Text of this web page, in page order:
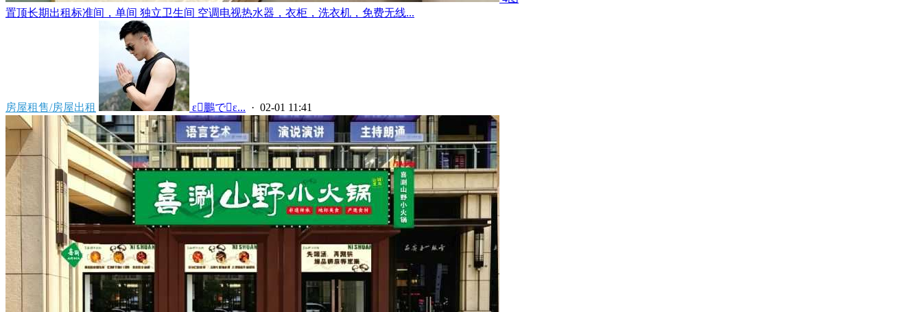
置顶长期出租标准间，单间 独立卫生间 空调电视热水器，衣柜，洗衣机，免费无线...
房屋租售/房屋出租  ε鵬でε... · 02-01 11:41